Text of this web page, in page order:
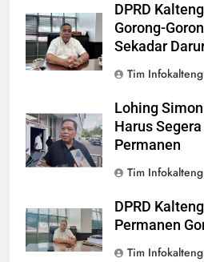
DPRD
Gorong-
Sekadar
Tim Infokalteng
Lohing
Harus
Permanen
Tim Infokalteng
DPRD
Permanen
Tim Infokalteng